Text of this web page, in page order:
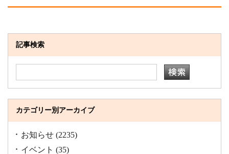
記事検索
カテゴリー別アーカイブ
お知らせ (2235)
イベント (35)